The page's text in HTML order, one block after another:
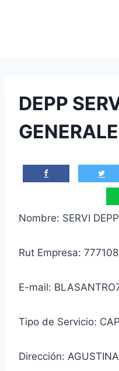
DEPP
Nombre: SERVI
Rut Empresa:
E-mail:
Tipo de Servicio:
Dirección: